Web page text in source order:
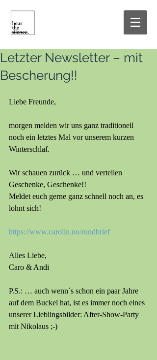
Letzter Newsletter – mit
Bescherung!!
Liebe Freunde,
morgen melden wir uns ganz traditionell
noch ein letztes Mal vor unserem kurzen
Winterschlaf.
Wir schauen zurück … und verteilen
Geschenke, Geschenke!!
Meldet euch gerne ganz schnell noch an, es
lohnt sich!
https://www.carolin.no/rundbrief
Alles Liebe,
Caro & Andi
P.S.: … auch wenn´s schon ein paar Jahre
auf dem Buckel hat, ist es immer noch eines
unserer Lieblingsbilder: After-Show-Party
mit Nikolaus ;-)